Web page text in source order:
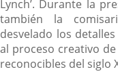
Lynch’. Durante la
también la
desvelado los
al proceso creativo
reconocibles del siglo